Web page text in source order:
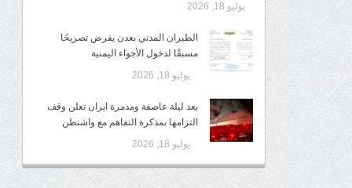
يوليو 18, 2026
الطيران المدني بعدن يفرض تصريحًا
مسبقًا لدخول الأجواء اليمنية
يوليو 18, 2026
بعد ليلة عاصفة ومدمرة ايران تعلن وقف
التزامها بمذكرة التفاهم مع واشنطن
يوليو 18, 2026